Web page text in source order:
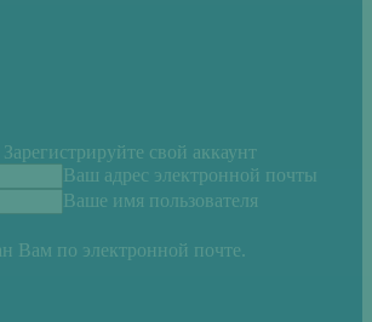
свой аккаунт
Ваш адрес электронной почты
Ваше имя пользователя
Вам по электронной почте.